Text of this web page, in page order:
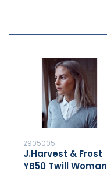
2905005
J.Harvest & Frost
YB50 Twill Woman